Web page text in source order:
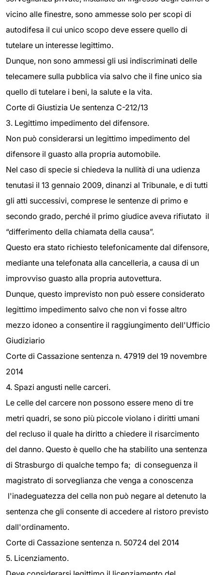
vicino alle finestre, sono ammesse solo per scopi di
autodifesa il cui unico scopo deve essere quello di
tutelare un interesse legittimo.
Dunque, non sono ammessi gli usi indiscriminati delle
telecamere sulla pubblica via salvo che il fine unico sia
quello di tutelare i beni, la salute e la vita.
Corte di Giustizia Ue sentenza C-212/13
3. Legittimo impedimento del difensore.
Non può considerarsi un legittimo impedimento del
difensore il guasto alla propria automobile.
Nel caso di specie si chiedeva la nullità di una udienza
tenutasi il 13 gennaio 2009, dinanzi al Tribunale, e di tutti
gli atti successivi, comprese le sentenze di primo e
secondo grado, perché il primo giudice aveva rifiutato il
“differimento della chiamata della causa”.
Questo era stato richiesto telefonicamente dal difensore,
mediante una telefonata alla cancelleria, a causa di un
improvviso guasto alla propria autovettura.
Dunque, questo imprevisto non può essere considerato
legittimo impedimento salvo che non vi fosse altro
mezzo idoneo a consentire il raggiungimento dell'Ufficio
Giudiziario
Corte di Cassazione sentenza n. 47919 del 19 novembre
2014
4. Spazi angusti nelle carceri.
Le celle del carcere non possono essere meno di tre
metri quadri, se sono più piccole violano i diritti umani
del recluso il quale ha diritto a chiedere il risarcimento
del danno. Questo è quello che ha stabilito una sentenza
di Strasburgo di qualche tempo fa; di conseguenza il
magistrato di sorveglianza che venga a conoscenza
l'inadeguatezza del cella non può negare al detenuto la
sentenza che gli consente di accedere al ristoro previsto
dall'ordinamento.
Corte di Cassazione sentenza n. 50724 del 2014
5. Licenziamento.